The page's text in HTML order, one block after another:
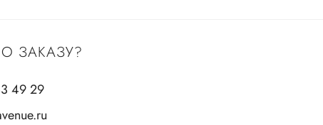
ЗАКАЗУ?
49 29